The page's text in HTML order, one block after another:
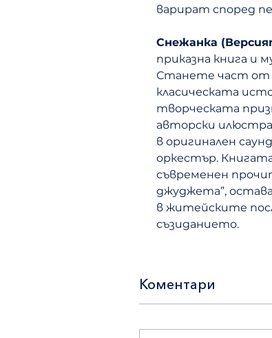
варират според
Снежанка
приказна книга и
Станете част от
класическата
творческата
авторски
в оригинален
оркестър.
съвременен
джуджета”,
в житейските
съзиданието.
Коментари